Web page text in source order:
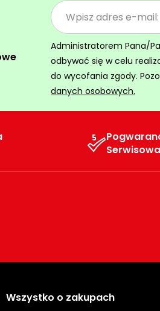
Administratorem Pana/
odbywać się w celu
do wycofania zgody.
danych osobowych.
Wszystko o zakupach